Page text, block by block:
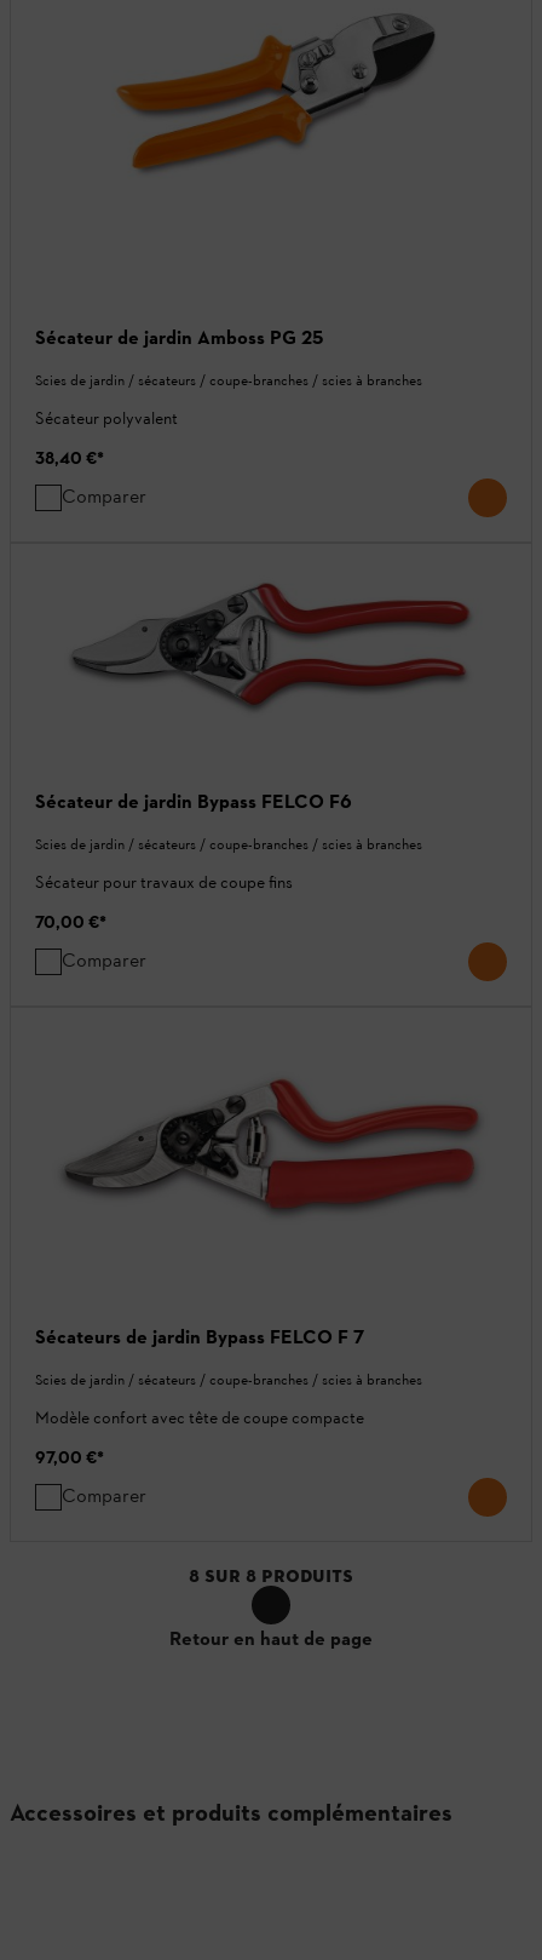
Sécateur de jardin Amboss PG 25
Scies de jardin / sécateurs / coupe-branches / scies à branches
Sécateur polyvalent
38,40 €*
Comparer
Sécateur de jardin Bypass FELCO F6
Scies de jardin / sécateurs / coupe-branches / scies à branches
Sécateur pour travaux de coupe fins
70,00 €*
Comparer
Sécateurs de jardin Bypass FELCO F 7
Scies de jardin / sécateurs / coupe-branches / scies à branches
Modèle confort avec tête de coupe compacte
97,00 €*
Comparer
8 SUR 8 PRODUITS
Retour en haut de page
Accessoires et produits complémentaires